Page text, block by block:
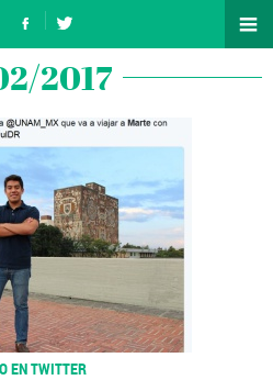
2017
EN TWITTER